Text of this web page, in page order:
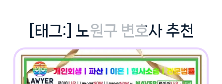
[태그:] 노원구 변호사 추천